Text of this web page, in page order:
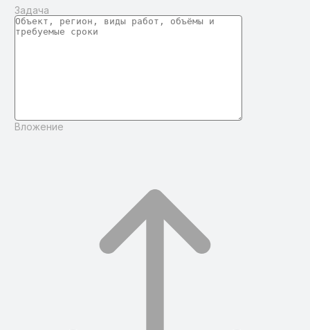
Задача
Вложение